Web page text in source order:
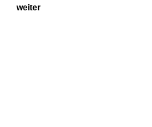
weiter